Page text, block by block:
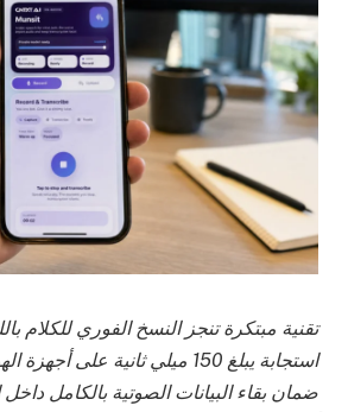
تقنية مبتكرة تنجز النسخ الفوري للكلام
استجابة يبلغ 150 ميلي ثانية على
ضمان بقاء البيانات الصوتية بالكامل داخل